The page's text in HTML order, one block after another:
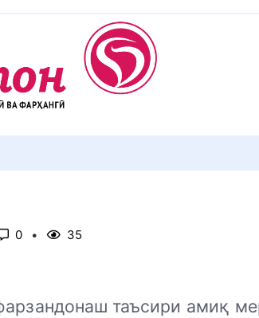
0 35
таъсири амиқ